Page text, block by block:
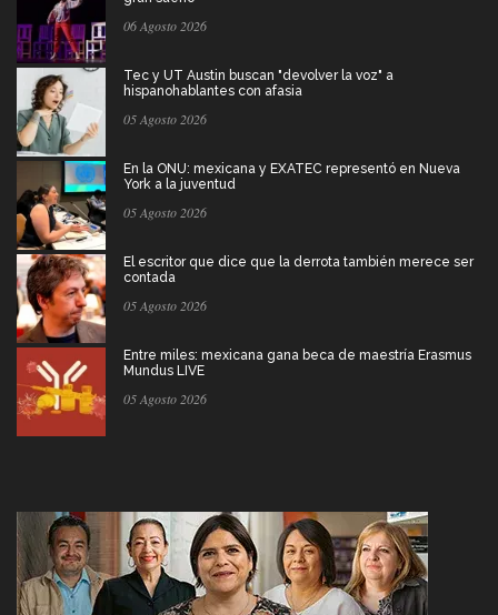
06 Agosto 2026
Tec y UT Austin buscan "devolver la voz" a
hispanohablantes con afasia
05 Agosto 2026
En la ONU: mexicana y EXATEC representó en Nueva
York a la juventud
05 Agosto 2026
El escritor que dice que la derrota también merece ser
contada
05 Agosto 2026
Entre miles: mexicana gana beca de maestría Erasmus
Mundus LIVE
05 Agosto 2026